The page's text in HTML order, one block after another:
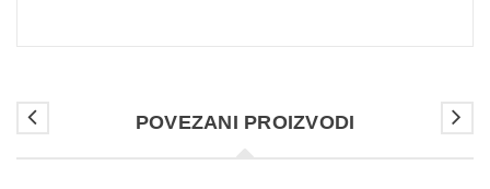
POVEZANI PROIZVODI